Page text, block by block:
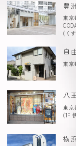
豊
東京
(く
自
東京
八
東京
(1F
横